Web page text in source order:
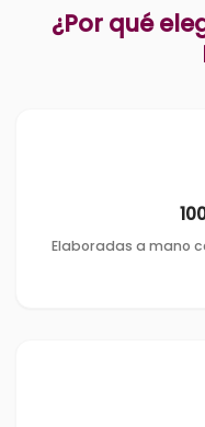
¿Por qué
Elaboradas a mano